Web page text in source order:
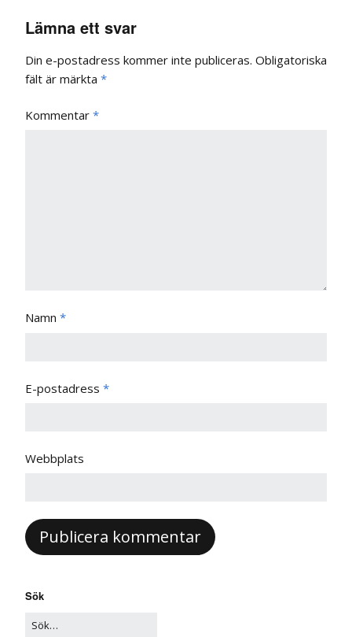
Lämna ett svar
Din e-postadress kommer inte publiceras. Obligatoriska
fält är märkta *
Kommentar *
Namn *
E-postadress *
Webbplats
Sök